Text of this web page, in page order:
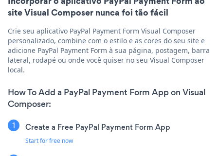
site Visual Composer nunca foi tão fácil
Crie seu aplicativo PayPal Payment Form Visual Composer
personalizado, combine com o estilo e as cores do seu site e
adicione PayPal Payment Form à sua página, postagem, barra
lateral, rodapé ou onde você quiser no seu Visual Composer
local.
How To Add a PayPal Payment Form App on Visual
Composer:
Create a Free PayPal Payment Form App
Start for free now